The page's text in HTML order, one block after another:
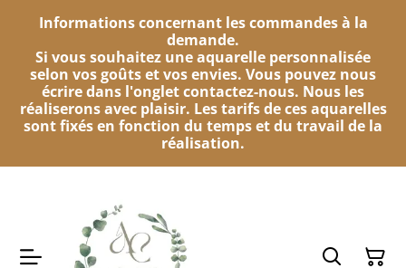
Informations concernant les commandes à la
demande.
Si vous souhaitez une aquarelle personnalisée
selon vos goûts et vos envies. Vous pouvez nous
écrire dans l'onglet contactez-nous. Nous les
réaliserons avec plaisir. Les tarifs de ces aquarelles
sont fixés en fonction du temps et du travail de la
réalisation.